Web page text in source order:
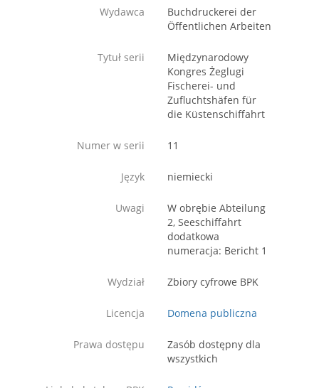
Wydawca
Buchdruckerei der
Öffentlichen Arbeiten
Tytuł serii
Międzynarodowy
Kongres Żeglugi
Fischerei- und
Zufluchtshäfen für
die Küstenschiffahrt
Numer w serii 11
Język niemiecki
Uwagi
W obrębie Abteilung
2, Seeschiffahrt
dodatkowa
numeracja: Bericht 1
Wydział Zbiory cyfrowe BPK
Licencja Domena publiczna
Prawa dostępu
Zasób dostępny dla
wszystkich